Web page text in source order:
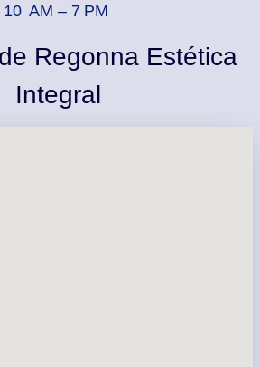
AM – 7 PM
Regonna Estética
Integral